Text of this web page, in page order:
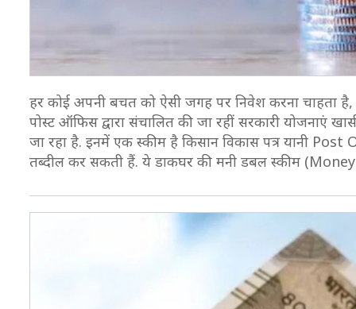
हर कोई अपनी बचत को ऐसी जगह पर निवेश करना चाहता है,
पोस्ट ऑफिस द्वारा संचालित की जा रहीं सरकारी योजनाएं
जा रहा है. इनमें एक स्कीम है किसान विकास पत्र यानी
तब्दील कर सकती हैं. ये डाकघर की मनी डबल स्कीम